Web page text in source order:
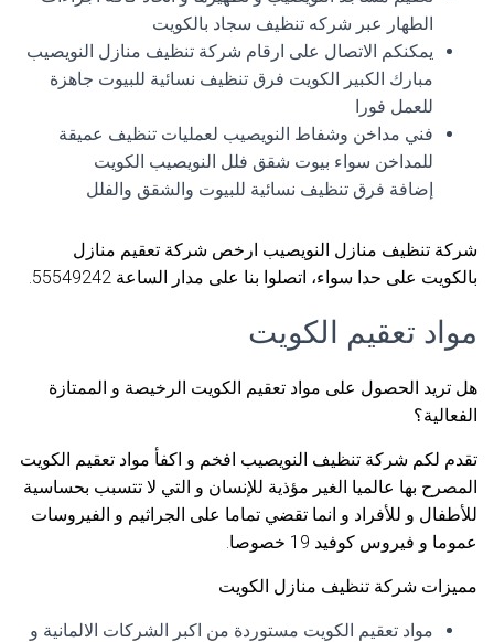
الطهار عبر شركه تنظيف سجاد بالكويت
يمكنكم الاتصال على ارقام شركة تنظيف منازل النويصيب
مبارك الكبير الكويت فرق تنظيف نسائية للبيوت جاهزة
للعمل فورا
فني مداخن وشفاط النويصيب لعمليات تنظيف عميقة
للمداخن سواء بيوت شقق فلل النويصيب الكويت
إضافة فرق تنظيف نسائية للبيوت والشقق والفلل
شركة تنظيف منازل النويصيب ارخص شركة تعقيم منازل
بالكويت على حدا سواء، اتصلوا بنا على مدار الساعة 55549242.
مواد تعقيم الكويت
هل تريد الحصول على مواد تعقيم الكويت الرخيصة و الممتازة
الفعالية؟
تقدم لكم شركة تنظيف النويصيب افخم و اكفأ مواد تعقيم الكويت
المصرح بها عالميا الغير مؤذية للإنسان و التي لا تتسبب بحساسية
للأطفال و للأفراد و انما تقضي تماما على الجراثيم و الفيروسات
عموما و فيروس كوفيد 19 خصوصا.
مميزات شركة تنظيف منازل الكويت
مواد تعقيم الكويت مستوردة من اكبر الشركات الالمانية و